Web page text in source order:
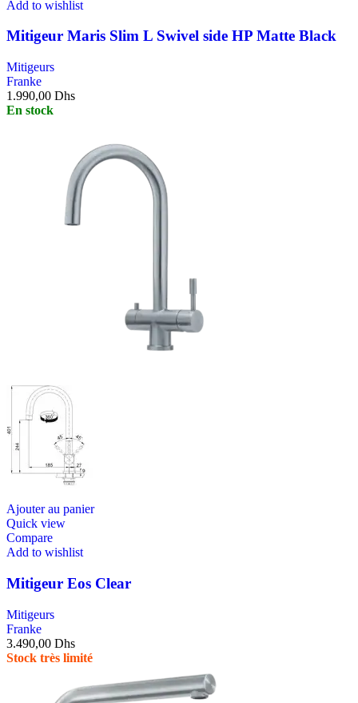
Add to wishlist
Mitigeur Maris Slim L Swivel side HP Matte Black
Mitigeurs
Franke
1.990,00 Dhs
En stock
Ajouter au panier
Quick view
Compare
Add to wishlist
Mitigeur Eos Clear
Mitigeurs
Franke
3.490,00 Dhs
Stock très limité